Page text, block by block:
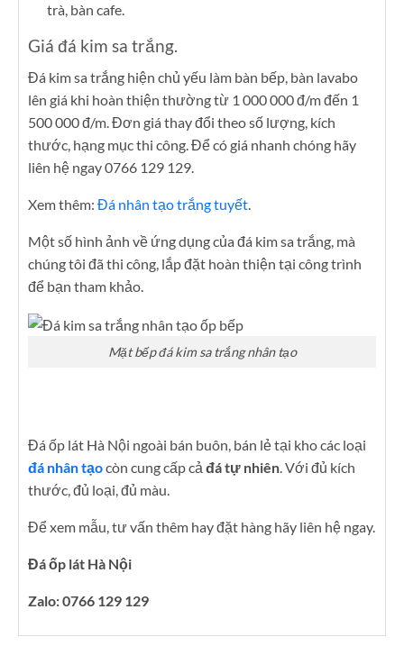
trà, bàn cafe.
Giá đá kim sa trắng.
Đá kim sa trắng hiện chủ yếu làm bàn bếp, bàn lavabo
lên giá khi hoàn thiện thường từ 1 000 000 đ/m đến 1
500 000 đ/m. Đơn giá thay đổi theo số lượng, kích
thước, hạng mục thi công. Để có giá nhanh chóng hãy
liên hệ ngay 0766 129 129.
Xem thêm: Đá nhân tạo trắng tuyết
Một số hình ảnh về ứng dụng của đá kim sa trắng, mà
chúng tôi đã thi công, lắp đặt hoàn thiện tại công trình
để bạn tham khảo.
Mặt bếp đá kim sa trắng nhân tạo
Đá ốp lát Hà Nội ngoài bán buôn, bán lẻ tại kho các loại
đá nhân tạocòn cung cấp cả đá tự nhiên . Với đủ kích
thước, đủ loại, đủ màu.
Để xem mẫu, tư vấn thêm hay đặt hàng hãy liên hệ ngay.
Đá ốp lát Hà Nội
Zalo: 0766 129 129